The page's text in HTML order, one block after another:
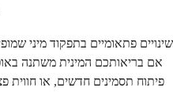
שינויים פתאומיים בתפקוד מיני
אם בריאותכם המינית משתנה
פיתוח תסמינים חדשים, או חווית